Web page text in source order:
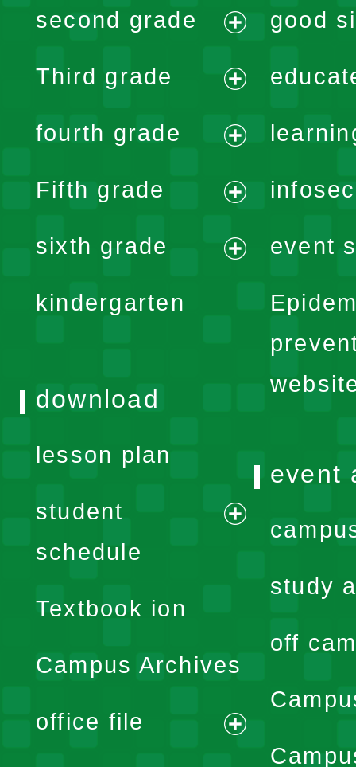
menu
second grade
menu
Third grade
menu
fourth grade
menu
Fifth grade
menu
sixth grade
kindergarten
good
event
download
lesson plan
student
schedule
expand
menu
Textbook ion
Campus Archives
office file
expand
event
study
off